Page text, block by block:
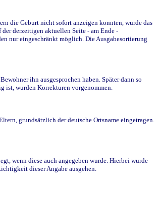
die Geburt nicht sofort anzeigen konnten, wurde das
derzeitigen aktuellen Seite - am Ende -
nur eingeschränkt möglich. Die Ausgabesortierung
ihn ausgesprochen haben. Später dann so
ist, wurden Korrekturen vorgenommen.
grundsätzlich der deutsche Ortsname eingetragen.
wenn diese auch angegeben wurde. Hierbei wurde
dieser Angabe ausgehen.